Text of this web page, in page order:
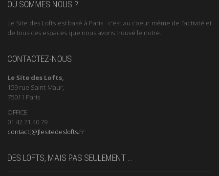
OÙ SOMMES NOUS ?
Le Site des Lofts est basé à Paris : c’est au coeur même de l’activité et
de tous ces espaces que nous avons trouvé le notre.
CONTACTEZ-NOUS
Le Site des Lofts,
159 rue Saint-Maur,
75011 Paris
OFFICE
01.42.71.40.79
contact[@]lesitedeslofts.Fr
DES LOFTS, MAIS PAS SEULEMENT …